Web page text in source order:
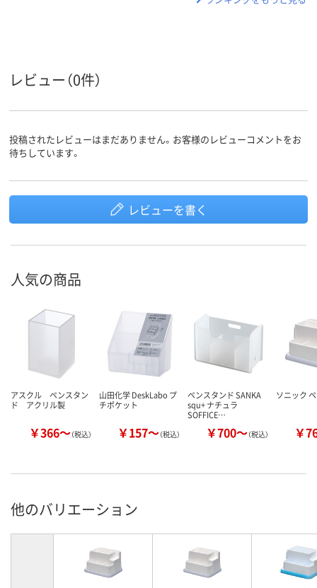
レビュー（0件）
投稿されたレビューはまだありません。お客様のレビューコメントをお
待ちしています。
レビューを書く
人気の商品
アスクル ペンスタン
ド アクリル製
￥366～（税込）
山田化学 DeskLabo プ
チポケット
￥157～（税込）
ペンスタンド SANKA
squ+ ナチュラ
SOFFICE…
￥700～（税込）
ソニック
￥
他のバリエーション